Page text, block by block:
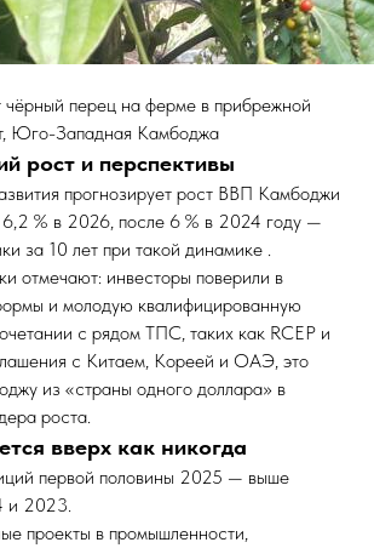
перец на ферме в прибрежной
Юго-Западная Камбоджа
рост и перспективы
прогнозирует рост ВВП Камбоджи
% в 2026, после 6 % в 2024 году —
за 10 лет при такой динамике .
отмечают: инвесторы поверили в
и молодую квалифицированную
с рядом ТПС, таких как RCEP и
с Китаем, Кореей и ОАЭ, это
из «страны одного доллара» в
роста.
вверх как никогда
первой половины 2025 — выше
и 2023.
проекты в промышленности,